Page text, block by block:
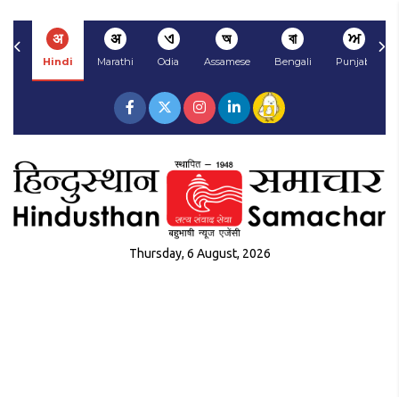
अ
Hindi
अ
Marathi
ଏ
Odia
অ
Assamese
বা
Bengali
ਅ
Punjabi
Thursday, 6 August, 2026